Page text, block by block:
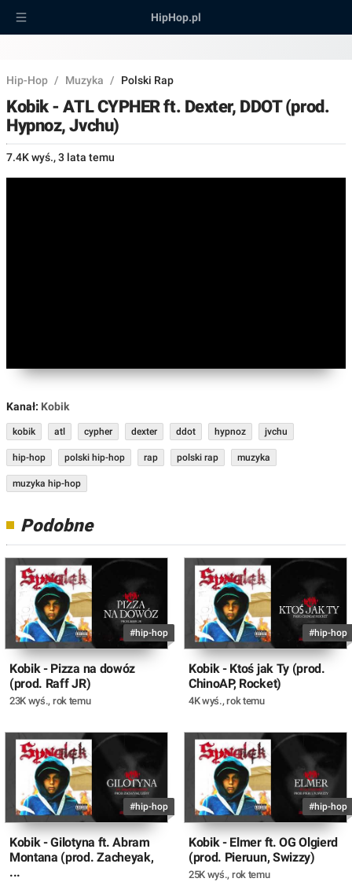
HipHop.pl
Hip-Hop / Muzyka / Polski Rap
Kobik - ATL CYPHER ft. Dexter, DDOT (prod.
Hypnoz, Jvchu)
7.4K wyś.,3 lata temu
Kanał: Kobik
kobik atl cypher dexter ddot hypnoz jvchu
hip-hop polski hip-hop rap polski rap muzyka
muzyka hip-hop
Podobne
#hip-hop
Kobik - Pizza na dowóz
(prod. Raff JR)
23K wyś., rok temu
#hip-hop
Kobik - Ktoś jak Ty (prod.
ChinoAP, Rocket)
4K wyś.,rok temu
#hip-hop
Kobik - Gilotyna ft. Abram
Montana (prod. Zacheyak,
...
#hip-hop
Kobik - Elmer ft. OG Olgierd
(prod. Pieruun, Swizzy)
25K wyś., rok temu